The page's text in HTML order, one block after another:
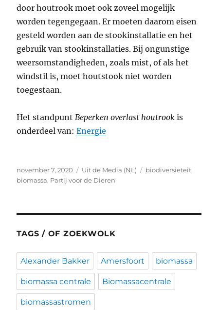
door houtrook moet ook zoveel mogelijk
worden tegengegaan. Er moeten daarom eisen
gesteld worden aan de stookinstallatie en het
gebruik van stookinstallaties. Bij ongunstige
weersomstandigheden, zoals mist, of als het
windstil is, moet houtstook niet worden
toegestaan.
Het standpuntBeperken overlast houtrook is
onderdeel van:Energie
Geplaatst
op
november 7, 2020 Categorieën
Uit de Media (NL) Tags
biodiversieteit,
biomassa, Partij voor de Dieren
TAGS / OF ZOEKWOLK
Alexander Bakker Amersfoort biomassa
biomassa centrale Biomassacentrale
biomassastromen